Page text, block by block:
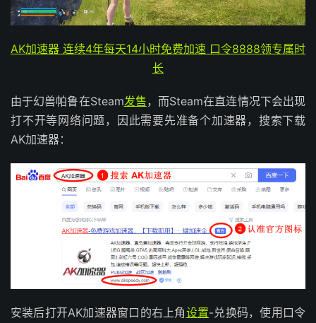
AK加速器 连续4年每天14小时免费加速 口令8888领专属时
长
由于幻兽帕鲁在Steam发售，而Steam在直连情况下会出现
打不开等网络问题，因此需要先准备个加速器，搜索下载
AK加速器：
安装后打开AK加速器窗口的右上角设置-兑换码，使用口令